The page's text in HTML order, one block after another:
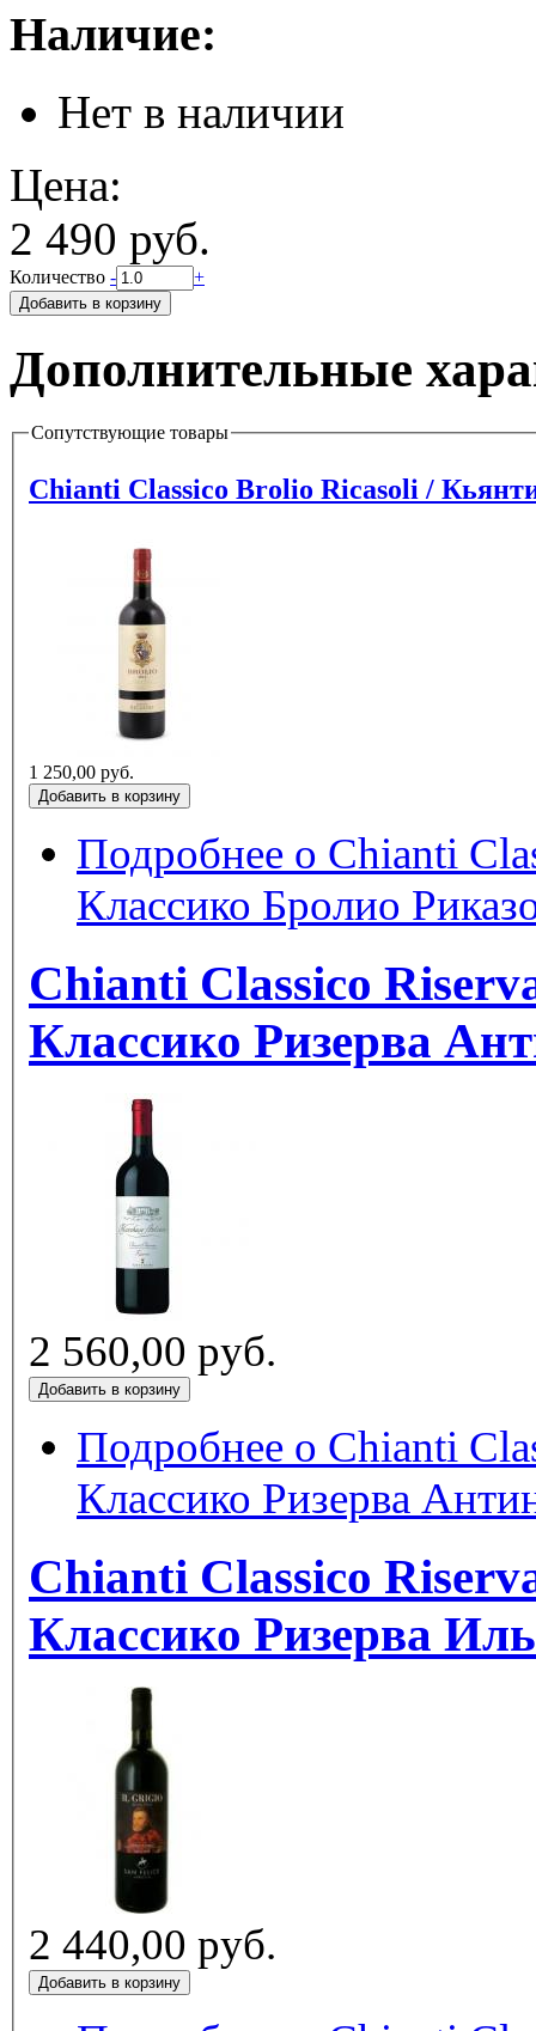
Наличие:
Нет в наличии
Цена:
2 490 руб.
Количество - +
Дополнительные
Сопутствующие товары
Chianti
1 250,00 руб.
Подробнее о Chianti
Классико Бролио
Chianti Classico Riserva
Классико Ризерва
2 560,00 руб.
Подробнее о Chianti
Классико Ризерва
Chianti Classico
Классико Ризерва
2 440,00 руб.